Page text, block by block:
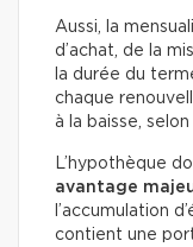
Aussi, la
d’achat, de la
la durée du
chaque
à la baisse, selon
L’hypothèque
avantage
l’accumulation
contient une